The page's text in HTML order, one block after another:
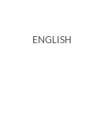
ENGLISH